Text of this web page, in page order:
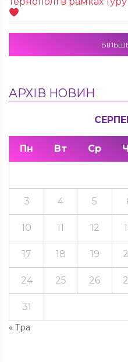
АРХІВ НОВИН
Пн Вт Ср
« Тра
3 4 5
10 11 12
17 18 19
24 25 26
31